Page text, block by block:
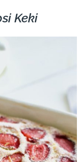
Keki